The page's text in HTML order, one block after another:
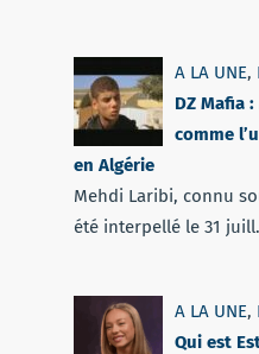
A LA UNE,
DZ Mafia
comme
en Algérie
Mehdi Laribi, connu
été interpellé le 31
A LA UNE,
Qui est